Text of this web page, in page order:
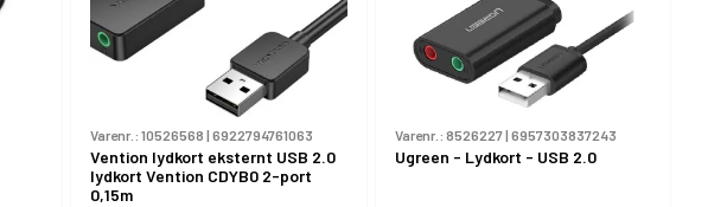
Varenr.: 10526568 | 6922794761063
Vention lydkort eksternt USB 2.0
lydkort Vention CDYB0 2-port
0,15m
Varenr.: 8526227| 6957303837243
Ugreen - Lydkort - USB 2.0